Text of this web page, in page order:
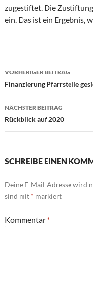
zugestiftet. Die
ein. Das ist ein Ergebnis,
VORHERIGER BEITRAG
Finanzierung Pfarrstelle
NÄCHSTER BEITRAG
Rückblick auf 2020
SCHREIBE EINEN
Deine E-Mail-Adresse wird
sind mit * markiert
Kommentar *